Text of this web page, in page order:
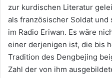
zur kurdischen Literatur
als französischer Soldat und
im Radio Eriwan. Es wäre
einer derjenigen ist, die bis
Tradition des Dengbejing
Zahl der von ihm